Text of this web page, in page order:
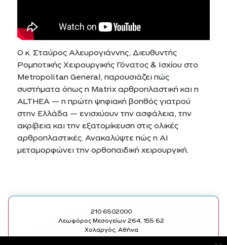
Ο κ. Σταύρος Αλευρογιάννης, Διευθυντής
Ρομποτικής Χειρουργικής Γόνατος & Ισχίου στο
Metropolitan General, παρουσιάζει πώς
συστήματα όπως η Matrix αρθροπλαστική και η
ALTHEA — η πρώτη ψηφιακή βοηθός γιατρού
στην Ελλάδα — ενισχύουν την ασφάλεια, την
ακρίβεια και την εξατομίκευση στις ολικές
αρθροπλαστικές. Ανακαλύψτε πώς η AI
μεταμορφώνει την ορθοπαιδική χειρουργική.
210 6502000
Λεωφόρος Μεσογείων 264, 155 62
Χολαργός, Αθήνα